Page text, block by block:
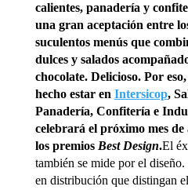
calientes, panadería y
una gran aceptación entre
suculentos menús que
dulces y salados
chocolate. Delicioso. Por
hecho estar en Intersicop,
Panadería, Confitería e
celebrará el próximo mes
los premios Best Design.El
también se mide por el
en distribución que distingan